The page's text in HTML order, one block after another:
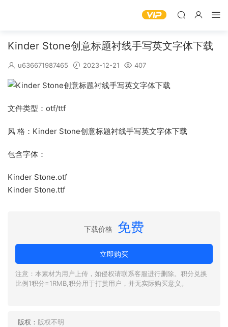
Kinder Stone创意标题衬线手写英文字体下载
u636671987465 2023-12-21 407
文件类型：otf/ttf
风 格：Kinder Stone创意标题衬线手写英文字体下载
包含字体：
Kinder Stone.otf
Kinder Stone.ttf
下载价格 免费
立即购买
注意：本素材为用户上传，如侵权请联系客服进行删除。积分兑换
比例1积分=1RMB,积分用于打赏用户，并无实际购买意义。
版权： 版权不明